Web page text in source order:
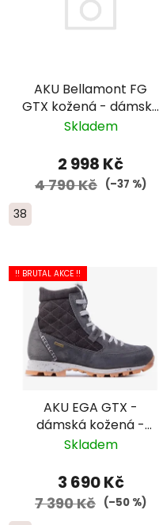
AKU Bellamont FG
GTX kožená - dámská
- světle hnědá
Skladem
2 998 Kč
4 790 Kč (–37 %)
38
!! BRUTAL AKCE !!
AKU EGA GTX -
dámská kožená -
šedá
Skladem
3 690 Kč
7 390 Kč (–50 %)